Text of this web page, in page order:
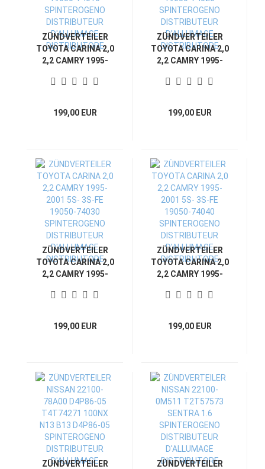
ZÜNDVERTEILER
TOYOTA CARINA 2,0
2,2 CAMRY 1995-
19050-74010
DISTRIBUTEUR
D'ALLUMAGE
199,00 EUR
ZÜNDVERTEILER
TOYOTA CARINA 2,0
2,2 CAMRY 1995-
19050-74020
DISTRIBUTEUR
D'ALLUMAGE
199,00 EUR
ZÜNDVERTEILER
TOYOTA CARINA 2,0
2,2 CAMRY 1995-
19050-74030
DISTRIBUTEUR
D'ALLUMAGE
199,00 EUR
ZÜNDVERTEILER
TOYOTA CARINA 2,0
2,2 CAMRY 1995-
19050-74040
DISTRIBUTEUR
D'ALLUMAGE
199,00 EUR
ZÜNDVERTEILER
ZÜNDVERTEILER